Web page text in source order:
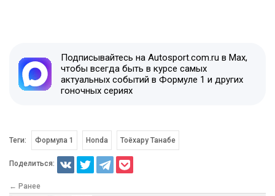
Подписывайтесь на Autosport.com.ru в Max,
чтобы всегда быть в курсе самых
актуальных событий в Формуле 1 и других
гоночных сериях
Теги: Формула 1 Honda Тоёхару Танабе
Поделиться:
← Ранее